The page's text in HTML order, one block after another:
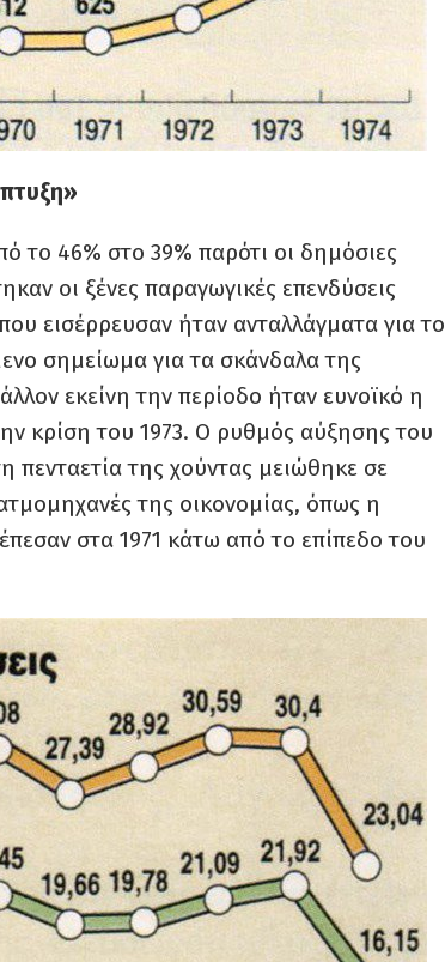
το 46% στο 39% παρότι οι δημόσιες
οι ξένες παραγωγικές επενδύσεις
εισέρρευσαν ήταν ανταλλάγματα για το
σημείωμα για τα σκάνδαλα της
εκείνη την περίοδο ήταν ευνοϊκό η
κρίση του 1973. Ο ρυθμός αύξησης του
πενταετία της χούντας μειώθηκε σε
της οικονομίας, όπως η
στα 1971 κάτω από το επίπεδο του